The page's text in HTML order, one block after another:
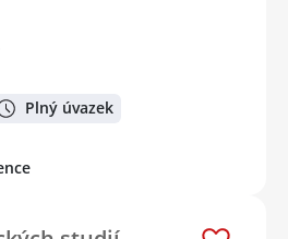
Plný úvazek